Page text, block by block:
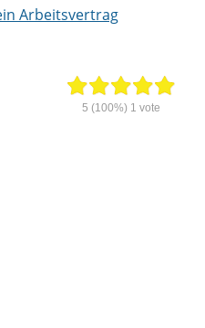
Arbeitsvertrag
5 (100%) 1 vote